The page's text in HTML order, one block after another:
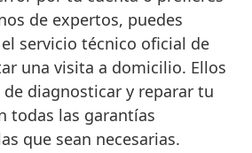
de expertos, puedes
servicio técnico oficial de
una visita a domicilio. Ellos
de diagnosticar y reparar tu
todas las garantías
que sean necesarias.